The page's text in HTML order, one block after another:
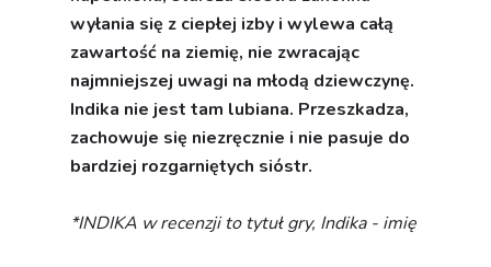
wyłania się z ciepłej izby i wylewa całą
zawartość na ziemię, nie zwracając
najmniejszej uwagi na młodą dziewczynę.
Indika nie jest tam lubiana. Przeszkadza,
zachowuje się niezręcznie i nie pasuje do
bardziej rozgarniętych sióstr.
*INDIKA w recenzji to tytuł gry, Indika - imię